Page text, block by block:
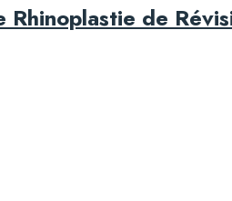
Rhinoplastie de